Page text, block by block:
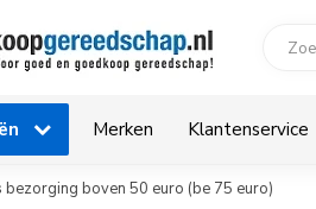
Merken Klantenservice
bezorging boven 50 euro (be 75 euro)